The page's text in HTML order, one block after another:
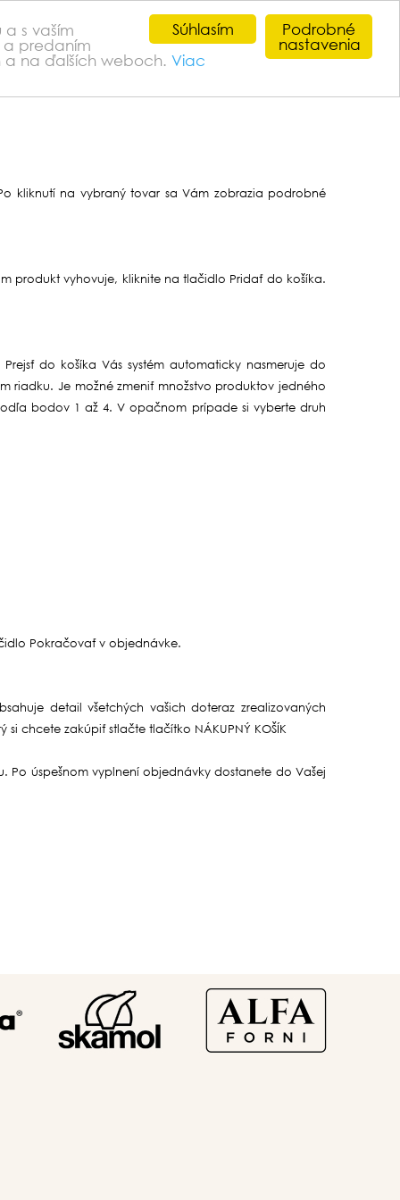
Podrobné
nastavenia
Súhlasím
a s vaším
a predaním
a na ďalších weboch. Viac
kontakt
kliknutí na vybraný tovar sa Vám zobrazia podrobné
produkt vyhovuje, kliknite na tlačidlo Pridať do košíka.
do košíka Vás systém automaticky nasmeruje do
riadku. Je možné zmeniť množstvo produktov jedného
bodov 1 až 4. V opačnom prípade si vyberte druh
Pokračovať v objednávke.
detail všetchých vašich doteraz zrealizovaných
chcete zakúpiť stlačte tlačítko NÁKUPNÝ KOŠÍK
Po úspešnom vyplnení objednávky dostanete do Vašej